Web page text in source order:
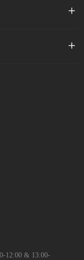
12:00 & 13:00-